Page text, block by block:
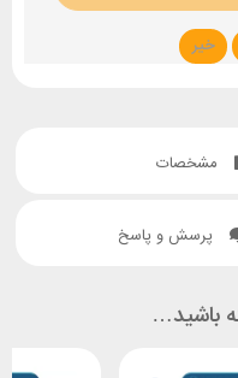
خیر
مشخصات
پرسش و پاسخ
باشید…